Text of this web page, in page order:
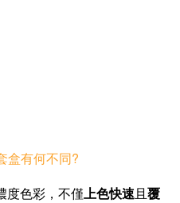
盒有何不同?
度色彩，不僅上色快速且覆